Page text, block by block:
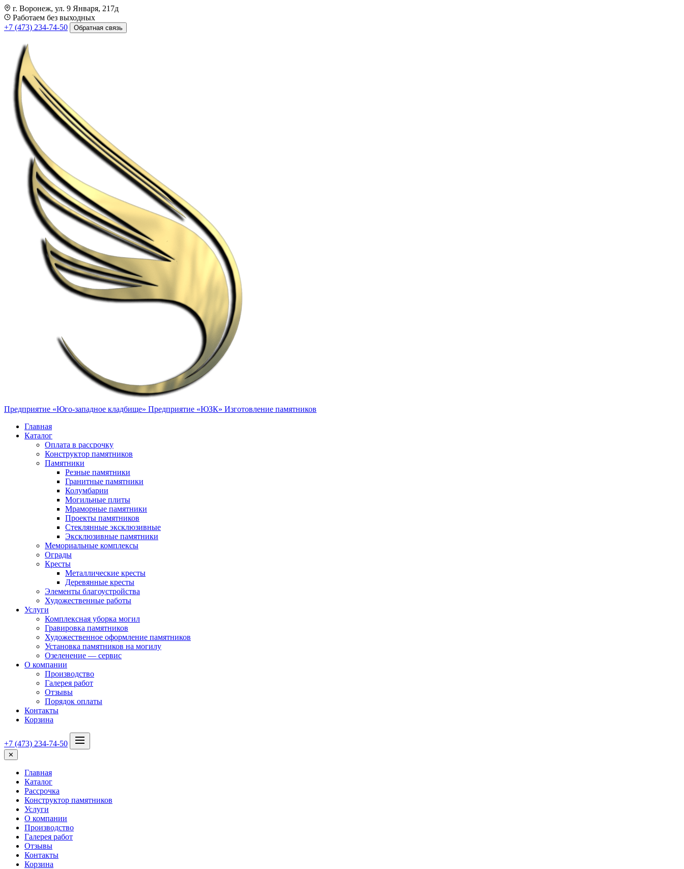
г. Воронеж, ул. 9 Января, 217д
Работаем без выходных
+7 (473) 234-74-50
Обратная связь
Предприятие «Юго-западное кладбище» Предприятие «ЮЗК» Изготовление памятников
Главная
Каталог
Оплата в рассрочку
Конструктор памятников
Памятники
Резные памятники
Гранитные памятники
Колумбарии
Могильные плиты
Мраморные памятники
Проекты памятников
Стеклянные эксклюзивные
Эксклюзивные памятники
Мемориальные комплексы
Ограды
Кресты
Металлические кресты
Деревянные кресты
Элементы благоустройства
Художественные работы
Услуги
Комплексная уборка могил
Гравировка памятников
Художественное оформление памятников
Установка памятников на могилу
Озеленение — сервис
О компании
Производство
Галерея работ
Отзывы
Порядок оплаты
Контакты
Корзина
+7 (473) 234-74-50
✕
Главная
Каталог
Рассрочка
Конструктор памятников
Услуги
О компании
Производство
Галерея работ
Отзывы
Контакты
Корзина